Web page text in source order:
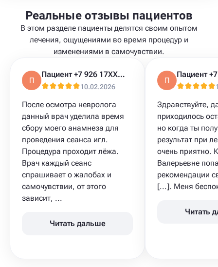
Реальные отзывы пациентов
В этом разделе пациенты делятся своим опытом
лечения, ощущениями во время процедур и
изменениями в самочувствии.
П
Пациент +7 926 17XXXXX
10.02.2026
После осмотра невролога
данный врач уделила время
сбору моего анамнеза для
проведения сеанса игл.
Процедура проходит лёжа.
Врач каждый сеанс
спрашивает о жалобах и
самочувствии, от этого
зависит, ...
Читать дальше
П
Здравствуйте,
приходилось
но когда ты
результат при
очень приятно.
Валерьевне
рекомендации
[...]. Меня
Читать